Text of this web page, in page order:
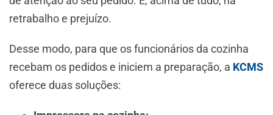
retrabalho e prejuízo.
Desse modo, para que os funcionários da cozinha
recebam os pedidos e iniciem a preparação, a KCMS
oferece duas soluções: